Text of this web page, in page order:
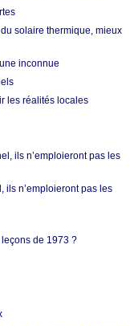
solaire thermique, mieux
inconnue
les réalités locales
ils n’emploieront pas les
ils n’emploieront pas les
de 1973 ?